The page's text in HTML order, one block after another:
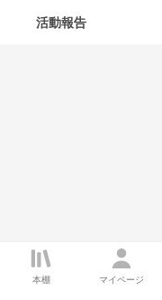
本棚 マイページ
活動報告